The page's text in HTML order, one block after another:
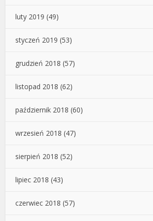
luty 2019 (49)
styczeń 2019 (53)
grudzień 2018 (57)
listopad 2018 (62)
październik 2018 (60)
wrzesień 2018 (47)
sierpień 2018 (52)
lipiec 2018 (43)
czerwiec 2018 (57)